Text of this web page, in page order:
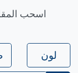
اسحب
لون